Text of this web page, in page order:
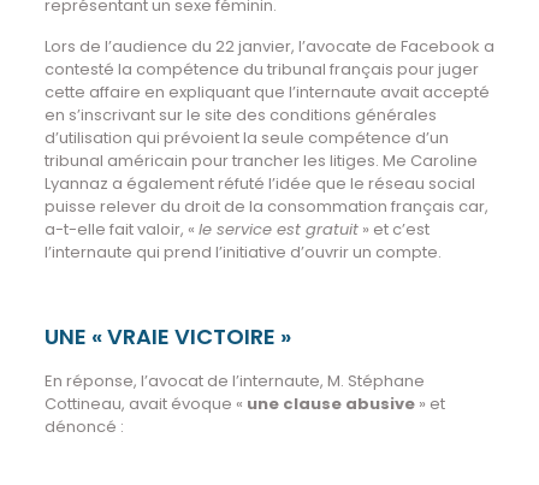
représentant un sexe féminin.
Lors de l’audience du 22 janvier, l’avocate de Facebook a
contesté la compétence du tribunal français pour juger
cette affaire en expliquant que l’internaute avait accepté
en s’inscrivant sur le site des conditions générales
d’utilisation qui prévoient la seule compétence d’un
tribunal américain pour trancher les litiges. Me Caroline
Lyannaz a également réfuté l’idée que le réseau social
puisse relever du droit de la consommation français car,
a-t-elle fait valoir, « le service est gratuit» et c’est
l’internaute qui prend l’initiative d’ouvrir un compte.
UNE « VRAIE VICTOIRE »
En réponse, l’avocat de l’internaute, M. Stéphane
Cottineau, avait évoque « une clause abusive» et
dénoncé :